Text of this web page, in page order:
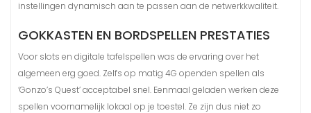
instellingen dynamisch aan te passen aan de netwerkkwaliteit.
GOKKASTEN EN BORDSPELLEN PRESTATIES
Voor slots en digitale tafelspellen was de ervaring over het
algemeen erg goed. Zelfs op matig 4G openden spellen als
‘Gonzo’s Quest’ acceptabel snel. Eenmaal geladen werken deze
spellen voornamelijk lokaal op je toestel. Ze zijn dus niet zo